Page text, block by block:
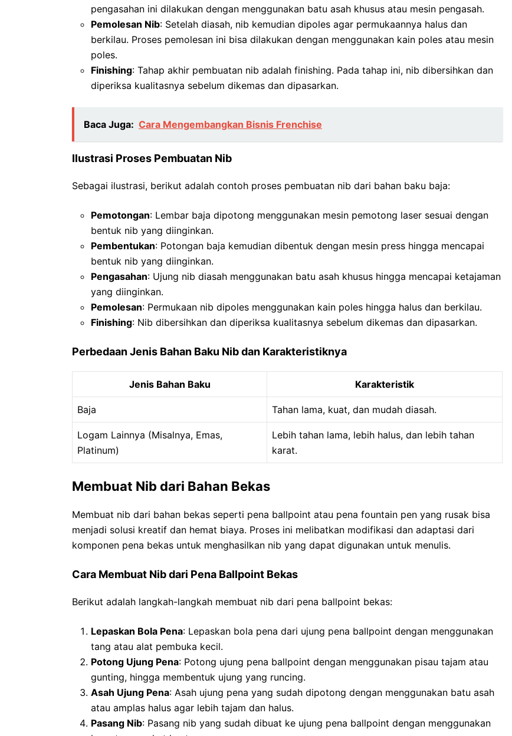
pengasahan ini dilakukan dengan menggunakan batu asah khusus atau mesin pengasah.
Pemolesan Nib: Setelah diasah, nib kemudian dipoles agar permukaannya halus dan
berkilau. Proses pemolesan ini bisa dilakukan dengan menggunakan kain poles atau mesin
poles.
Finishing: Tahap akhir pembuatan nib adalah finishing. Pada tahap ini, nib dibersihkan dan
diperiksa kualitasnya sebelum dikemas dan dipasarkan.
Baca Juga: Cara Mengembangkan Bisnis Frenchise
Ilustrasi Proses Pembuatan Nib
Sebagai ilustrasi, berikut adalah contoh proses pembuatan nib dari bahan baku baja:
Pemotongan: Lembar baja dipotong menggunakan mesin pemotong laser sesuai dengan
bentuk nib yang diinginkan.
Pembentukan: Potongan baja kemudian dibentuk dengan mesin press hingga mencapai
bentuk nib yang diinginkan.
Pengasahan: Ujung nib diasah menggunakan batu asah khusus hingga mencapai ketajaman
yang diinginkan.
Pemolesan: Permukaan nib dipoles menggunakan kain poles hingga halus dan berkilau.
Finishing: Nib dibersihkan dan diperiksa kualitasnya sebelum dikemas dan dipasarkan.
Perbedaan Jenis Bahan Baku Nib dan Karakteristiknya
Jenis Bahan Baku Karakteristik
Baja Tahan lama, kuat, dan mudah diasah.
Logam Lainnya (Misalnya, Emas,
Platinum)
Lebih tahan lama, lebih halus, dan lebih tahan
karat.
Membuat Nib dari Bahan Bekas
Membuat nib dari bahan bekas seperti pena ballpoint atau pena fountain pen yang rusak bisa
menjadi solusi kreatif dan hemat biaya. Proses ini melibatkan modifikasi dan adaptasi dari
komponen pena bekas untuk menghasilkan nib yang dapat digunakan untuk menulis.
Cara Membuat Nib dari Pena Ballpoint Bekas
Berikut adalah langkah-langkah membuat nib dari pena ballpoint bekas:
Lepaskan Bola Pena: Lepaskan bola pena dari ujung pena ballpoint dengan menggunakan
tang atau alat pembuka kecil.
Potong Ujung Pena: Potong ujung pena ballpoint dengan menggunakan pisau tajam atau
gunting, hingga membentuk ujung yang runcing.
Asah Ujung Pena: Asah ujung pena yang sudah dipotong dengan menggunakan batu asah
atau amplas halus agar lebih tajam dan halus.
Pasang Nib: Pasang nib yang sudah dibuat ke ujung pena ballpoint dengan menggunakan